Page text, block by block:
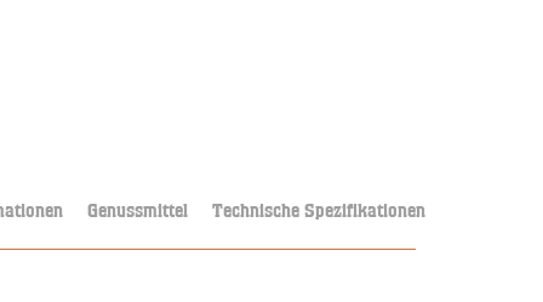
Genussmittel Technische Spezifikationen